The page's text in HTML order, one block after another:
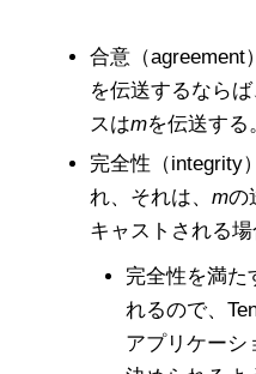
合意（agreement
を伝送するなら
スはmを伝送する
完全性（integrity
れ、それは、 mの
キャストされる場
完全性を満た
れるので、
アプリケーシ